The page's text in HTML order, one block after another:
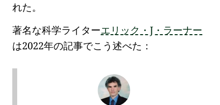
れた。
著名な科学ライターエリック・J・ラーナー
は2022年の記事でこう述べた：